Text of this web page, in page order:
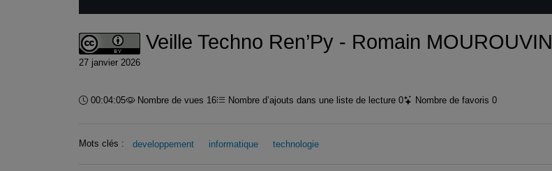
Veille Techno Ren’Py - Romain MOUROUVIN
27 janvier 2026
Durée :
00:04:05 Nombre de vues 16 Nombre d’ajouts dans une liste de lecture 0 Nombre de favoris 0
Mots clés : developpement informatique technologie